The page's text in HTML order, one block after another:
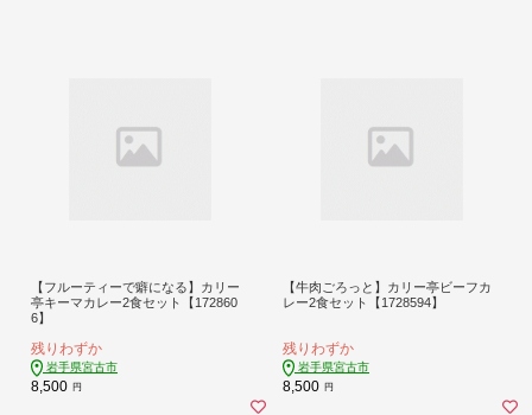
【フルーティーで癖になる】カリー
亭キーマカレー2食セット【172860
6】
残りわずか
岩手県宮古市
8,500 円
【牛肉ごろっと】カリー亭ビーフカ
レー2食セット【1728594】
残りわずか
岩手県宮古市
8,500 円